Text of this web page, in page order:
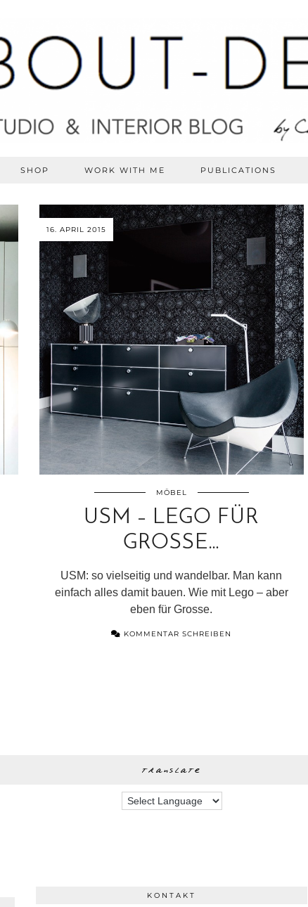
SHOP WORK WITH ME PUBLICATIONS
16. APRIL 2015
MÖBEL
USM – LEGO FÜR
GROSSE…
USM: so vielseitig und wandelbar. Man kann
einfach alles damit bauen. Wie mit Lego – aber
eben für Grosse.
KOMMENTAR SCHREIBEN
translate
KONTAKT